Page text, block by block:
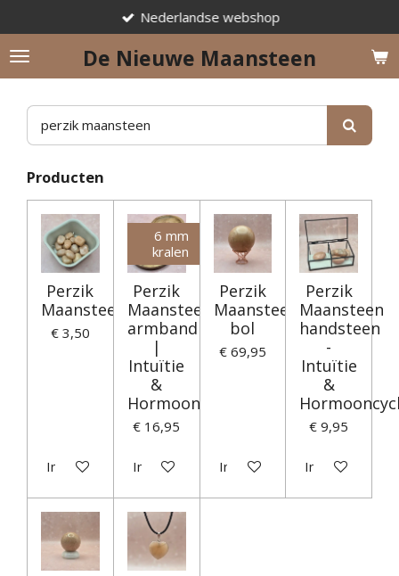
direct
naar
de
De Nieuwe Maansteen
Nederlandse webshop
Producten
Perzik
Maansteen
€ 3,50
In winkelwagen
6 mm
kralen
Perzik
Maansteen
armband
|
Intuïtie
&
Hormooncycles
€ 16,95
In winkelwagen
Perzik
Maansteen
bol
€ 69,95
In winkelwagen
Perzik
Maansteen
handsteen
-
Intuïtie
&
€ 9,95
In winkelwagen